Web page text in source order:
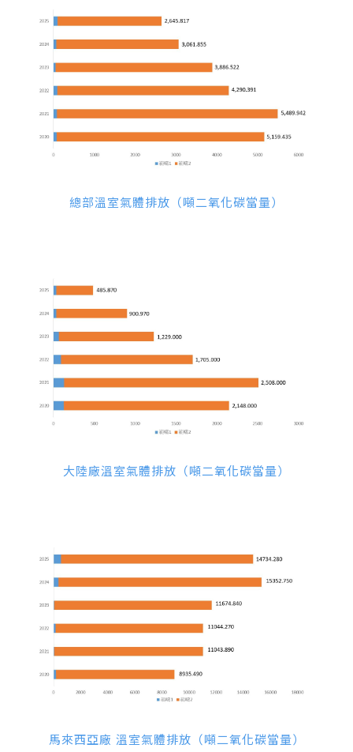
總部溫室氣體排放（噸二氧化碳當量）
大陸廠溫室氣體排放（噸二氧化碳當量）
馬來西亞廠 溫室氣體排放（噸二氧化碳當量）